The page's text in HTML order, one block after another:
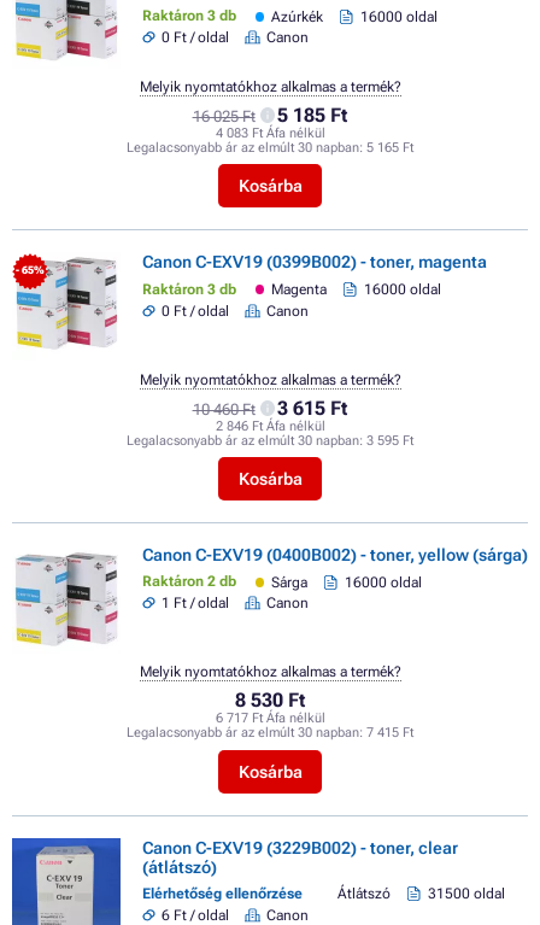
Raktáron 3 db Azúrkék
16000 oldal
0 Ft / oldal
Canon
16 025 Ft 5 185 Ft
4 083 Ft Áfa nélkül
Legalacsonyabb ár az elmúlt 30 napban: 5 165 Ft
Kosárba
Melyik nyomtatókhoz alkalmas a termék?
- 65% Canon C-EXV19 (0399B002) - toner, magenta
Raktáron 3 db Magenta
16000 oldal
0 Ft / oldal
Canon
10 460 Ft 3 615 Ft
2 846 Ft Áfa nélkül
Legalacsonyabb ár az elmúlt 30 napban: 3 595 Ft
Kosárba
Melyik nyomtatókhoz alkalmas a termék?
Canon C-EXV19 (0400B002) - toner, yellow (sárga)
Raktáron 2 db Sárga
16000 oldal
1 Ft / oldal
Canon
8 530 Ft
6 717 Ft Áfa nélkül
Legalacsonyabb ár az elmúlt 30 napban: 7 415 Ft
Kosárba
Melyik nyomtatókhoz alkalmas a termék?
Canon C-EXV19 (3229B002) - toner, clear
(átlátszó)
Elérhetőség ellenőrzése Átlátszó
31500 oldal
6 Ft / oldal
Canon